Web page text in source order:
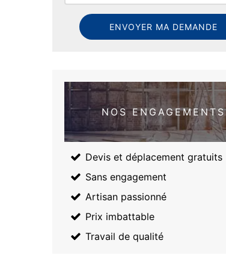
NOS ENGAGEMENTS
Devis et déplacement gratuits
Sans engagement
Artisan passionné
Prix imbattable
Travail de qualité